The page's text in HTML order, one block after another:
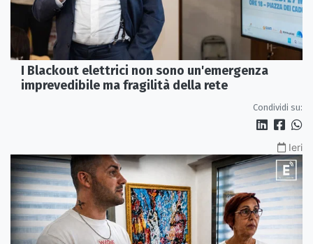
I Blackout elettrici non sono un'emergenza
imprevedibile ma fragilità della rete
Condividi su:
Ieri